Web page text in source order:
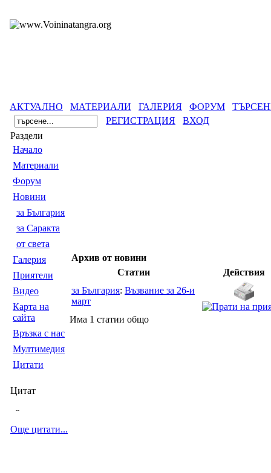
АКТУАЛНО МАТЕРИАЛИ ГАЛЕРИЯ ФОРУМ
РЕГИСТРАЦИЯ
ВХОД
Раздели
Началo
Материали
Форум
Новини
за България
за Саракта
от света
Галерия
Приятели
Видео
Карта на
сайта
Връзка с нас
Мултимедия
Цитати
Цитат
--
Още цитати...
Архив от новини
Статии
Действия
за България: Възвание за 26-и
март
Има 1 статии общо